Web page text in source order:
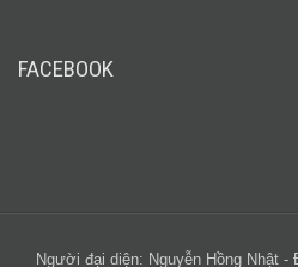
FACEBOOK
Người đại diện: Nguyễn Hồng Nhật